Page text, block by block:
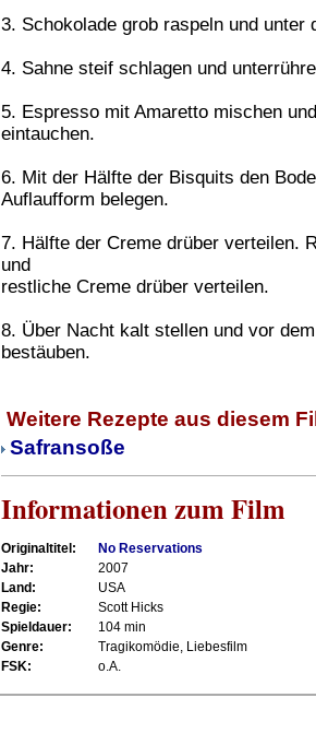
3. Schokolade grob raspeln und unter
4. Sahne steif schlagen und
5. Espresso mit Amaretto mischen
eintauchen.
6. Mit der Hälfte der Bisquits den
Auflaufform belegen.
7. Hälfte der Creme drüber verteilen.
und
restliche Creme drüber verteilen.
8. Über Nacht kalt stellen und vor
bestäuben.
Weitere Rezepte aus diesem
Safransoße
Informationen zum Film
Originaltitel:
No Reservations
Jahr:
2007
Land:
USA
Regie:
Scott Hicks
Spieldauer:
104 min
Genre:
Tragikomödie, Liebesfilm
FSK:
o.A.